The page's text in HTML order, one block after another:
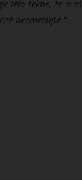
tělo řekne, že si
neomezujte.“